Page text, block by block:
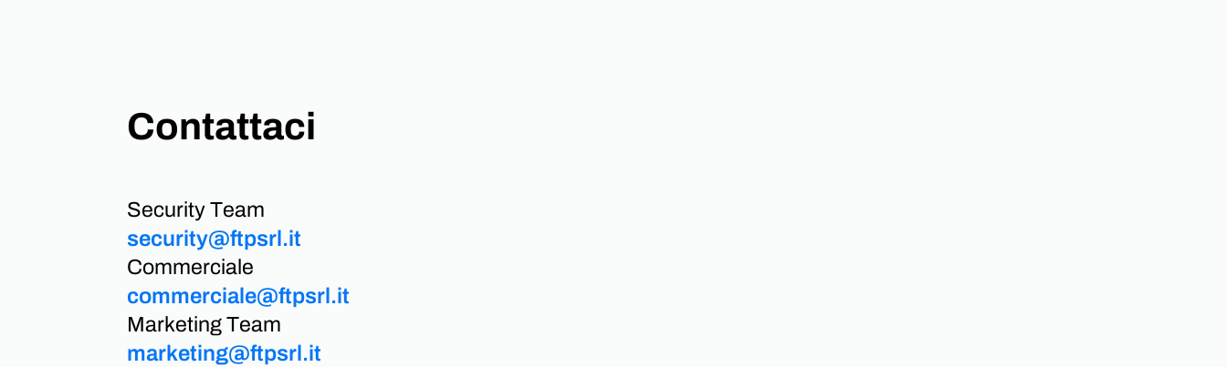
Contattaci
Security Team
security@ftpsrl.it
Commerciale
commerciale@ftpsrl.it
Marketing Team
marketing@ftpsrl.it